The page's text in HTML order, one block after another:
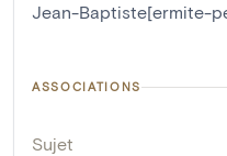
Jean-Baptiste[ermite-
ASSOCIATIONS
Sujet